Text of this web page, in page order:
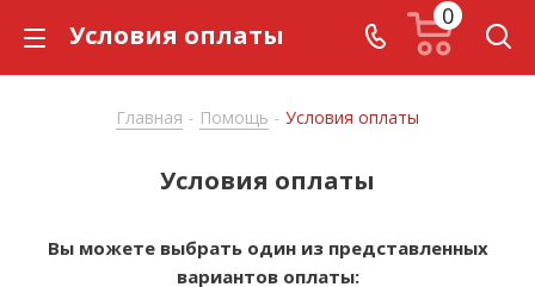
Условия оплаты
0
Главная - Помощь - Условия оплаты
Условия оплаты
Вы можете выбрать один из представленных
вариантов оплаты: